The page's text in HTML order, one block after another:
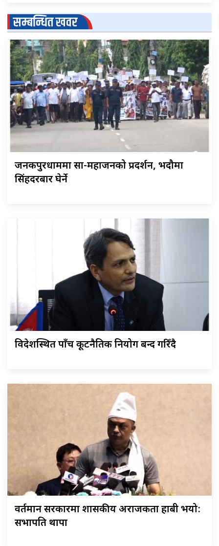
सम्बन्धित खवर
जनकपुरधाममा साहु-महाजनको प्रदर्शन, भदौमा
सिंहदरबार घेर्ने
विदेशस्थित पाँच कूटनैतिक नियोग बन्द गरिँदै
वर्तमान सरकारमा शासकीय अराजकता हाबी भयो:
सभापति थापा